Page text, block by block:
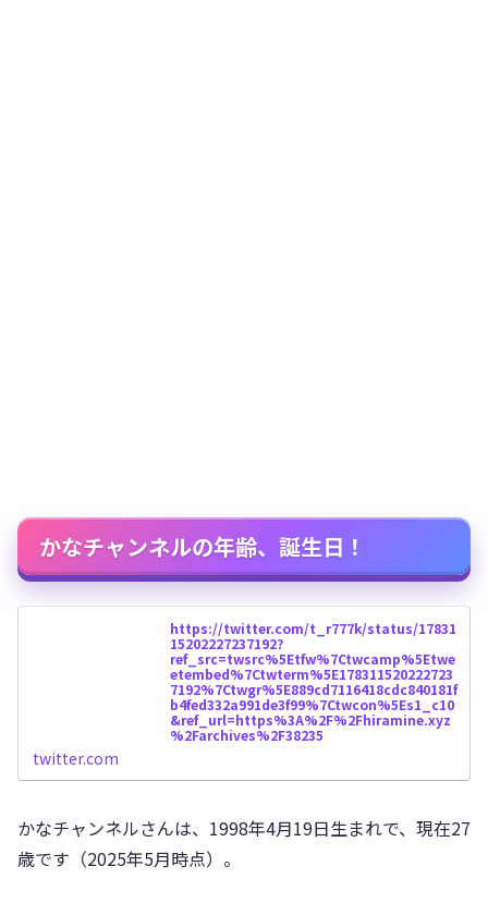
かなチャンネルの年齢、誕生日！
https://twitter.com/t_r777k/status/17831
15202227237192?
ref_src=twsrc%5Etfw%7Ctwcamp%5Etwe
etembed%7Ctwterm%5E178311520222723
7192%7Ctwgr%5E889cd7116418cdc840181f
b4fed332a991de3f99%7Ctwcon%5Es1_c10
&ref_url=https%3A%2F%2Fhiramine.xyz
%2Farchives%2F38235
twitter.com
かなチャンネルさんは、1998年4月19日生まれで、現在27
歳です（2025年5月時点）。